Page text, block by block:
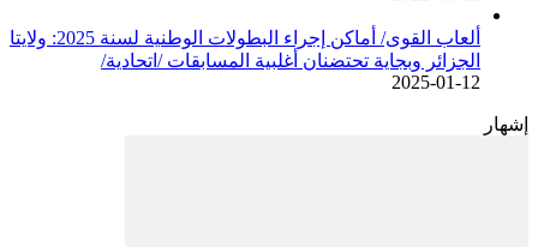
ألعاب القوى/ أماكن إجراء البطولات الوطنية لسنة 2025: ولايتا
الجزائر وبجاية تحتضنان أغلبية المسابقات /اتحادية/
2025-01-12
إشهار